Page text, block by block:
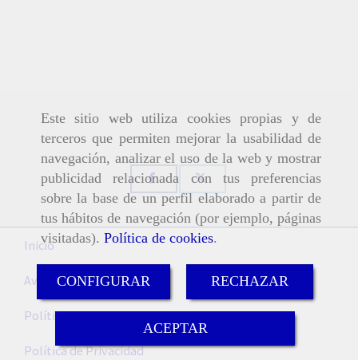
Este sitio web utiliza cookies propias y de
terceros que permiten mejorar la usabilidad de
navegación, analizar el uso de la web y mostrar
publicidad relacionada con tus preferencias
sobre la base de un perfil elaborado a partir de
tus hábitos de navegación (por ejemplo, páginas
visitadas). Política de cookies.
CONFIGURAR RECHAZAR
ACEPTAR
Inicio
Aviso Legal
Política de cookies
Política de Privacidad